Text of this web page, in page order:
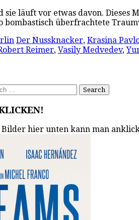
sie läuft vor etwas davon. Dieses
bombastisch überfrachtete
Der Nussknacker, Krasina
Reimer, Vasily Medvedev,
Bilder hier unten kann man